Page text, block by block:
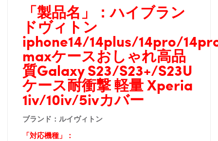
「製品名」：ハイブラン
ドヴィトン
iphone14/14plus/14pro/
maxケースおしゃれ高品
質Galaxy S23/S23+/S23U
ケース耐衝撃 軽量 Xperia
1iv/10iv/5ivカバー
ブランド：ルイヴィトン
「対応機種」：